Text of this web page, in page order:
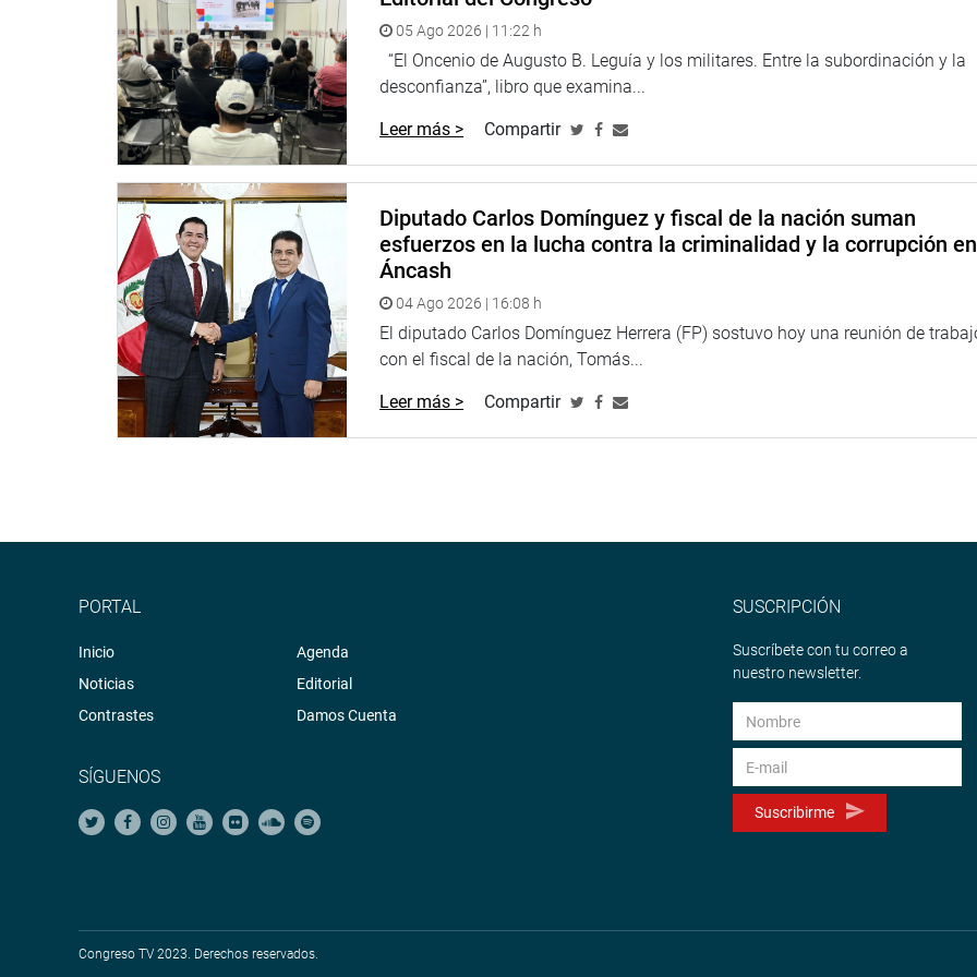
05 Ago 2026 | 11:22 h
“El Oncenio de Augusto B. Leguía y los militares. Entre la subordinación y la
desconfianza”, libro que examina...
Leer más > Compartir
Diputado Carlos Domínguez y fiscal de la nación suman
esfuerzos en la lucha contra la criminalidad y la corrupción en
Áncash
04 Ago 2026 | 16:08 h
El diputado Carlos Domínguez Herrera (FP) sostuvo hoy una reunión de
con el fiscal de la nación, Tomás...
Leer más > Compartir
PORTAL
Inicio
Noticias
Contrastes
Agenda
Editorial
Damos Cuenta
SÍGUENOS
SUSCRIPCIÓN
Suscríbete con tu correo a
nuestro newsletter.
Suscribirme
Congreso TV 2023. Derechos reservados.